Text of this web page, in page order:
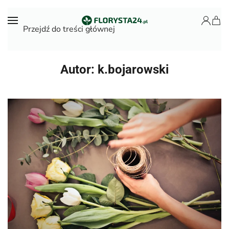
Przejdź do treści głównej
Autor: k.bojarowski